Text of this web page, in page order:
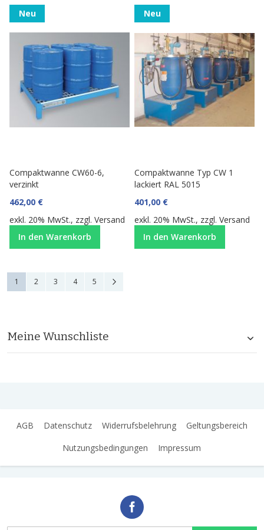
Neu
Compaktwanne CW60-6,
verzinkt
462,00 €
exkl. 20% MwSt., zzgl.Versand
In den Warenkorb
Neu
Compaktwanne Typ CW 1
lackiert RAL 5015
401,00 €
exkl. 20% MwSt., zzgl.Versand
In den Warenkorb
Seite
Sie lesen gerade die Seite
1 Seite
2 Seite
3 Seite
4 Seite
5
Meine Wunschliste
AGB Datenschutz Widerrufsbelehrung
Geltungsbereich
Nutzungsbedingungen
Impressum